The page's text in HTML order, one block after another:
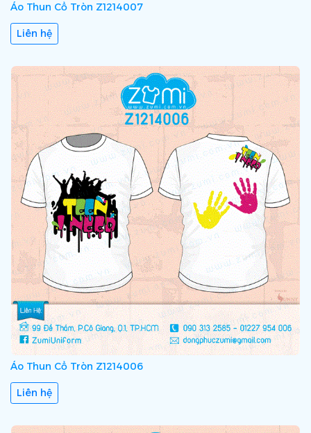
Áo Thun Cổ Tròn Z1214007
Liên hệ
Áo Thun Cổ Tròn Z1214006
Liên hệ